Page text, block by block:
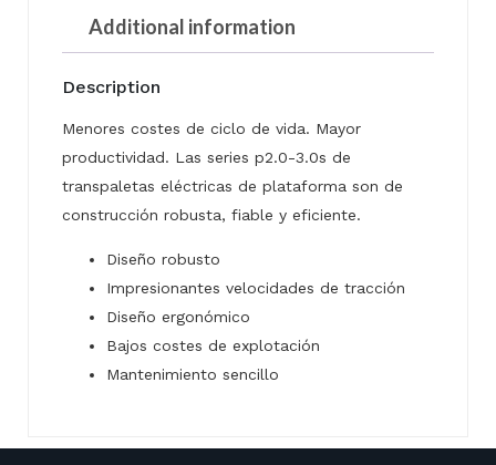
Additional information
Description
Menores costes de ciclo de vida. Mayor
productividad. Las series p2.0-3.0s de
transpaletas eléctricas de plataforma son de
construcción robusta, fiable y eficiente.
Diseño robusto
Impresionantes velocidades de tracción
Diseño ergonómico
Bajos costes de explotación
Mantenimiento sencillo